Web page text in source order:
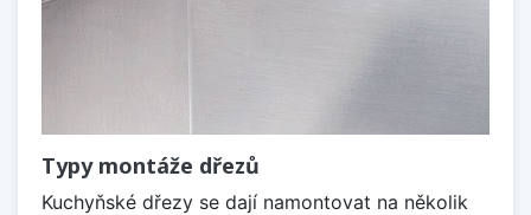
Typy montáže dřezů
Kuchyňské dřezy se dají namontovat na několik